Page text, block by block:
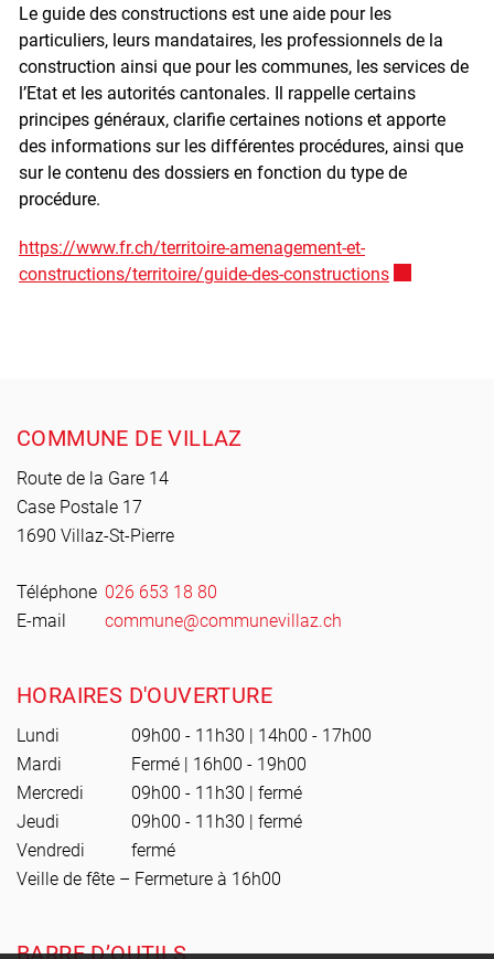
Le guide des constructions est une aide pour les
particuliers, leurs mandataires, les professionnels de la
construction ainsi que pour les communes, les services de
l’Etat et les autorités cantonales. Il rappelle certains
principes généraux, clarifie certaines notions et apporte
des informations sur les différentes procédures, ainsi que
sur le contenu des dossiers en fonction du type de
procédure.
https://www.fr.ch/territoire-amenagement-et-
constructions/territoire/guide-des-constructions
COMMUNE DE VILLAZ
Route de la Gare 14
Case Postale 17
1690 Villaz-St-Pierre
Téléphone 026 653 18 80
E-mail
commune@communevillaz.ch
HORAIRES D'OUVERTURE
Lundi
09h00 - 11h30 | 14h00 - 17h00
Mardi
Fermé | 16h00 - 19h00
Mercredi
09h00 - 11h30 | fermé
Jeudi
09h00 - 11h30 | fermé
Vendredi
fermé
Veille de fête – Fermeture à 16h00
BARRE D’OUTILS